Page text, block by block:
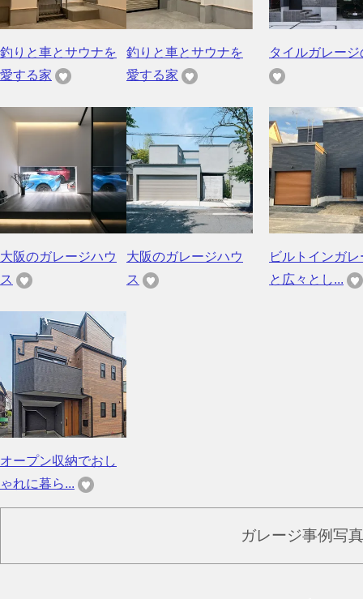
釣りと車とサウナを
愛する家
釣りと車とサウナを
愛する家
タイルガレージ
大阪のガレージハウ
ス
大阪のガレージハウ
ス
ビルトインガレ
と広々とし...
オープン収納でおし
ゃれに暮ら...
ガレージ事例写